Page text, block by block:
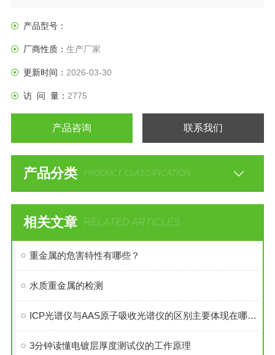
产品型号：
厂商性质： 生产厂家
更新时间： 2026-03-30
访 问 量： 2775
产品咨询 联系我们
产品分类 PRODUCT CLASSIFICATION
相关文章 RELATED ARTICLES
重金属的危害特性有哪些？
水质重金属的检测
ICP光谱仪与AAS原子吸收光谱仪的区别主要体现在哪些方面
3分钟读懂电镀层厚度测试仪的工作原理